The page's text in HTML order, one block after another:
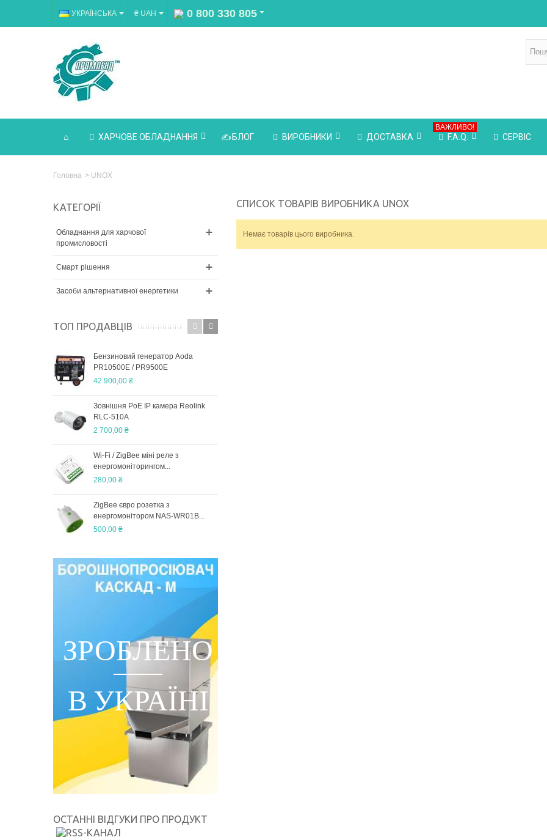
УКРАЇНСЬКА ₴ UAH 0 800 330 805
ХАРЧОВЕ ОБЛАДНАННЯ БЛОГ ВИРОБНИКИ ДОСТАВКА F.A.Q.
ВАЖЛИВО!
СЕРВІС
Головна > UNOX
КАТЕГОРІЇ
Обладнання для харчової
промисловості
Смарт рішення
Засоби альтернативної енергетики
ТОП ПРОДАВЦІВ
Бензиновий генератор Aoda
PR10500E / PR9500E
42 900,00 ₴
Зовнішня PoE IP камера Reolink
RLC-510A
2 700,00 ₴
Wi-Fi / ZigBee міні реле з
енергомоніторингом...
280,00 ₴
ZigBee євро розетка з
енергомонітором NAS-WR01B...
500,00 ₴
ЗРОБЛЕНО
В УКРАЇНІ
ОСТАННІ ВІДГУКИ ПРО ПРОДУКТ
СПИСОК ТОВАРІВ ВИРОБНИКА UNOX
Немає товарів цього виробника.